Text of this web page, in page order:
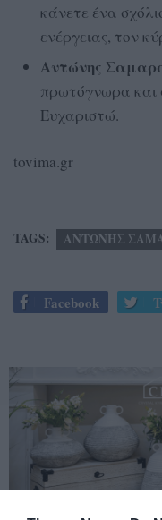
κάνετε ένα
ενέργειας, τον
Αντώνης
πρωτόγνωρα
Ευχαριστώ.
tovima.gr
TAGS: ΑΝΤΩΝΗΣ
Facebook